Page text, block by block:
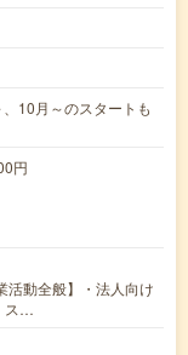
10月～のスタートも
円
活動全般】・法人向け
ス…